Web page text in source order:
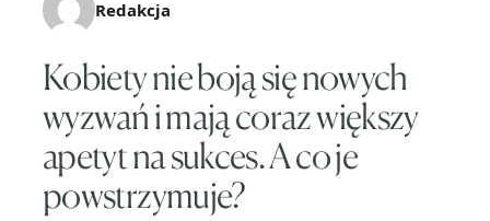
Redakcja
Kobiety nie boją się nowych
wyzwań i mają coraz większy
apetyt na sukces. A co je
powstrzymuje?